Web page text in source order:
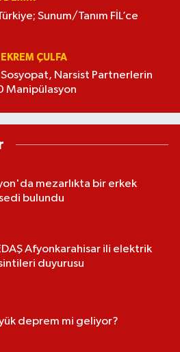
Sunum/Tanım FİL’ce
ÇULFA
Narsist Partnerlerin
Manipülasyon
mezarlıkta bir erkek
bulundu
Afyonkarahisar ili elektrik
duyurusu
deprem mi geliyor?